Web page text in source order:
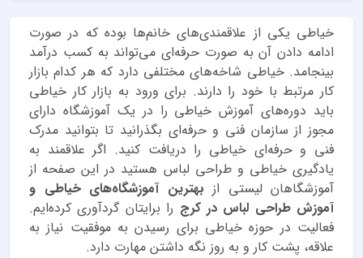
خیاطی یکی از علاقمندی‌های خانم‌ها بوده که در صورت
ادامه دادن آن به صورت حرفه‌ای می‌تواند به کسب درآمد
بینجامد. خیاطی شاخه‌های مختلفی دارد که هر کدام بازار
کار مرتبط با خود را دارند. برای ورود به بازار کار خیاطی
باید دوره‌های آموزش خیاطی را در یک آموزشگاه دارای
مجوز از سازمان فنی و حرفه‌ای بگذرانید تا بتوانید مدرک
فنی و حرفه‌ای خیاطی را دریافت کنید. اگر علاقمند به
یادگیری خیاطی و طراحی لباس هستید در این صفحه از
آموزشگاهان لیستی از بهترین آموزشگاه‌های خیاطی و
آموزش طراحی لباس در کرج را برایتان گردآوری کرده‌ایم.
فعالیت در حوزه خیاطی برای رسیدن به موفقیت نیاز به
علاقه، پشت کار و به روز نگه داشتن مهارت دارد.